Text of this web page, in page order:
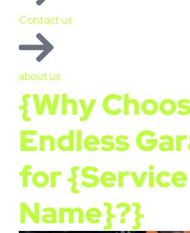
Contact us
about us
{Why
Endless
for {Service
Name}?}